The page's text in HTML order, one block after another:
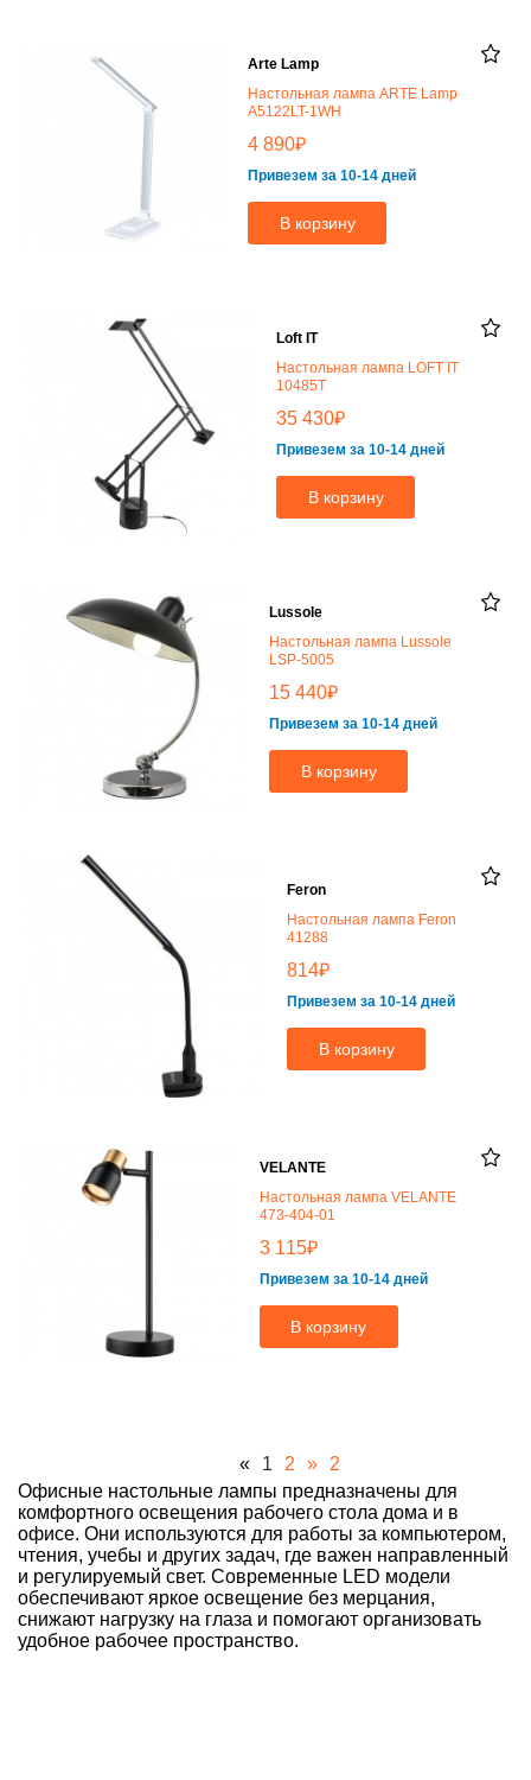
Arte Lamp
Настольная лампа ARTE Lamp
A5122LT-1WH
4 890₽
Привезем за 10-14 дней
В корзину
Loft IT
Настольная лампа LOFT IT
10485T
35 430₽
Привезем за 10-14 дней
В корзину
Lussole
Настольная лампа Lussole
LSP-5005
15 440₽
Привезем за 10-14 дней
В корзину
Feron
Настольная лампа Feron
41288
814₽
Привезем за 10-14 дней
В корзину
VELANTE
Настольная лампа VELANTE
473-404-01
3 115₽
Привезем за 10-14 дней
В корзину
« 1 2 »
2
Офисные настольные лампы предназначены для
комфортного освещения рабочего стола дома и в
офисе. Они используются для работы за компьютером,
чтения, учебы и других задач, где важен направленный
и регулируемый свет. Современные LED модели
обеспечивают яркое освещение без мерцания,
снижают нагрузку на глаза и помогают организовать
удобное рабочее пространство.